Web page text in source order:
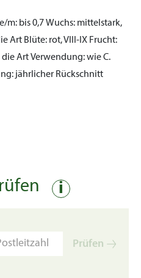
m: bis 0,7Wuchs: mittelstark,
Art Blüte: rot, VIII-IX Frucht:
die ArtVerwendung:wie C.
jährlicher Rückschnitt
i
Prüfen